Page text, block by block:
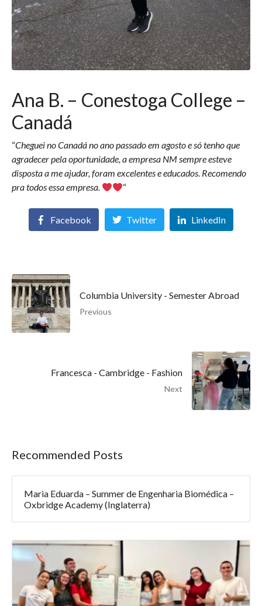
Ana B. – Conestoga College –
Canadá
“Cheguei no Canadá no ano passado em agosto e só tenho que
agradecer pela oportunidade, a empresa NM sempre esteve
disposta a me ajudar, foram excelentes e educados. Recomendo
pra todos essa empresa.
“
Facebook Twitter LinkedIn
Columbia University - Semester Abroad
Previous
Francesca - Cambridge - Fashion
Next
Recommended Posts
Maria Eduarda – Summer de Engenharia Biomédica –
Oxbridge Academy (Inglaterra)